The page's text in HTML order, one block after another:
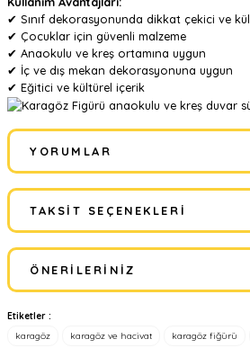
✔ Sınıf dekorasyonunda dikkat çekici ve
✔ Çocuklar için güvenli malzeme
✔ Anaokulu ve kreş ortamına uygun
✔ İç ve dış mekan dekorasyonuna uygun
✔ Eğitici ve kültürel içerik
YORUMLAR
Bu ürüne ilk yorumu siz
Yorum Yaz
TAKSIT SEÇENEKLERI
ÖNERILERINIZ
Bu ürünün fiyat bilgisi, resim, ürün
konularda yetersiz gördüğünüz noktaları
Etiketler :
karagöz
karagöz ve hacivat karagöz fiğürü